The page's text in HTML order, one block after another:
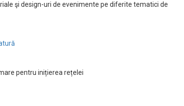
şi design-uri de evenimente pe diferite tematici de
pentru inițierea rețelei